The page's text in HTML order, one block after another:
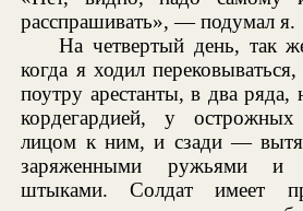
расспрашивать», — подумал я.
На четвертый день, так
когда я ходил
поутру арестанты, в два ряда,
кордегардией, у
лицом к ним, и сзади —
заряженными ружьями и
штыками. Солдат имеет